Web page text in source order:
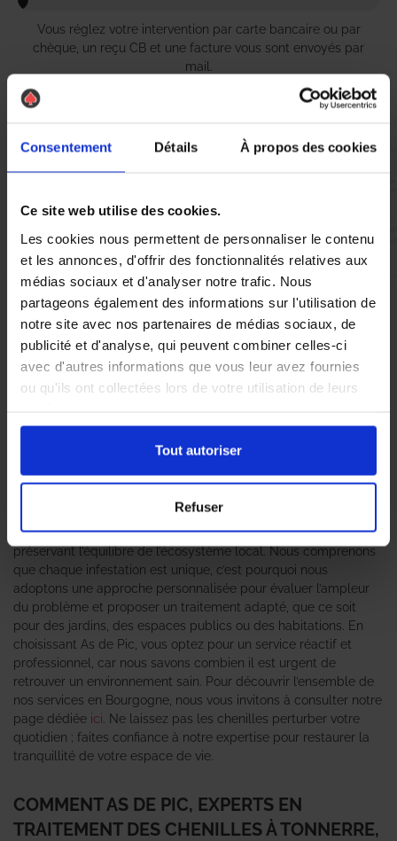
Consentement Détails À propos des cookies
Ce site web utilise des cookies.
Les cookies nous permettent de personnaliser le contenu
et les annonces, d'offrir des fonctionnalités relatives aux
médias sociaux et d'analyser notre trafic. Nous
partageons également des informations sur l'utilisation de
notre site avec nos partenaires de médias sociaux, de
publicité et d'analyse, qui peuvent combiner celles-ci
avec d'autres informations que vous leur avez fournies
ou qu'ils ont collectées lors de votre utilisation de leurs
Tout autoriser
Refuser
Vous réglez votre intervention par carte bancaire ou par
chèque, un reçu CB et une facture vous sont envoyés par
mail.
Etape 5 :
Vous recevez une demande d’évaluation de votre expérience
avec l’équipe AS DE PIC.
Nous avons pensé à tout
À Tonnerre, la lutte contre les nuisibles, en particulier les
d’assurer une intervention rapide et efficace. L’agence As de Pic
se positionne comme un leader dans le domaine de la lutte
situation. Notre équipe d’experts qualifiés met en œuvre des
méthodes éprouvées pour éradiquer ces nuisibles tout en
préservant l’équilibre de l’écosystème local. Nous comprenons
que chaque infestation est unique, c’est pourquoi nous
adoptons une approche personnalisée pour évaluer l’ampleur
du problème et proposer un traitement adapté, que ce soit
pour des jardins, des espaces publics ou des habitations. En
choisissant As de Pic, vous optez pour un service réactif et
professionnel, car nous savons combien il est urgent de
retrouver un environnement sain. Pour découvrir l’ensemble de
nos services en Bourgogne, nous vous invitons à consulter notre
page dédiée ici . Ne laissez pas les chenilles perturber votre
quotidien ; faites confiance à notre expertise pour restaurer la
tranquillité de votre espace de vie.
COMMENT AS DE PIC, EXPERTS EN
TRAITEMENT DES CHENILLES À TONNERRE,